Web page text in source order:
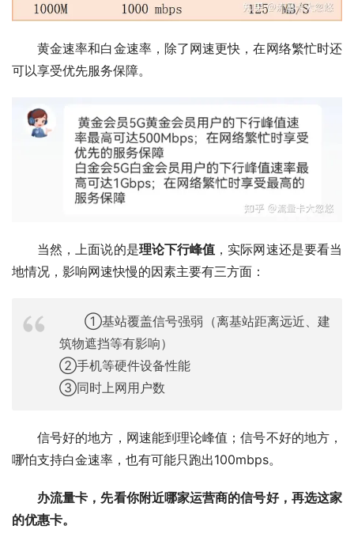
黄金速率和白金速率，除了网速更快，在网络繁忙时还
可以享受优先服务保障。
当然，上面说的是理论下行峰值 ，实际网速还是要看当
地情况，影响网速快慢的因素主要有三方面：
①基站覆盖信号强弱（离基站距离远近、建
筑物遮挡等有影响）
②手机等硬件设备性能
③同时上网用户数
信号好的地方，网速能到理论峰值；信号不好的地方，
哪怕支持白金速率，也有可能只跑出100mbps。
办流量卡，先看你附近哪家运营商的信号好，再选这家
的优惠卡。